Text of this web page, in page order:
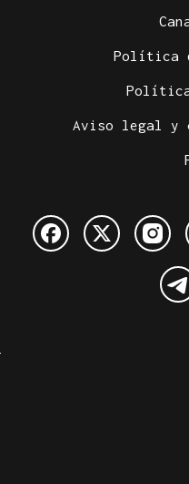
Política
Aviso legal y